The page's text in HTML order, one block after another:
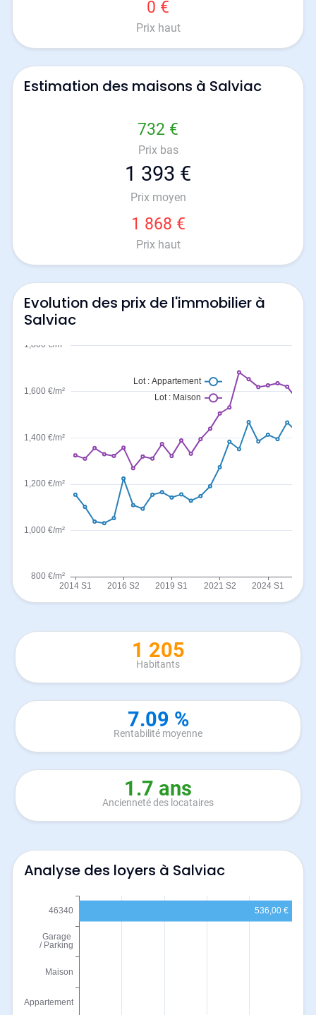
0 €
Prix haut
Estimation des maisons à Salviac
732 €
Prix bas
1 393 €
Prix moyen
1 868 €
Prix haut
Evolution des prix de l'immobilier à
Salviac
1 205
Habitants
7.09 %
Rentabilité moyenne
1.7 ans
Ancienneté des locataires
Analyse des loyers à Salviac